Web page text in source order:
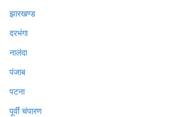
झारखण्ड
दरभंगा
नालंदा
पंजाब
पटना
पूर्वी चंपारण